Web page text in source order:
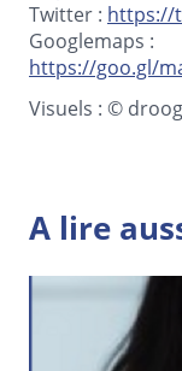
Twitter : https://
Googlemaps :
https://goo.gl/
Visuels : ©
A lire